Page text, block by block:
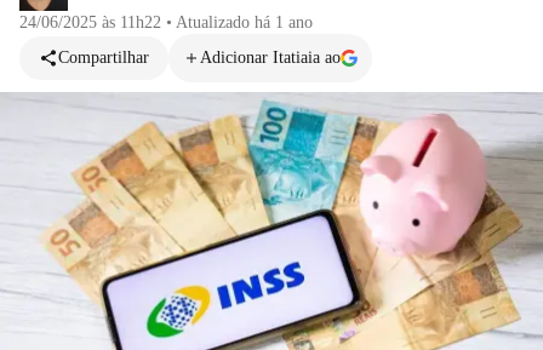
24/06/2025 às 11h22 • Atualizado há 1 ano
Compartilhar
Adicionar Itatiaia ao